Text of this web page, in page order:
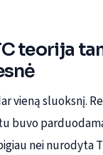
teorija
vieną sluoksnį.
buvo
nei nurodyta